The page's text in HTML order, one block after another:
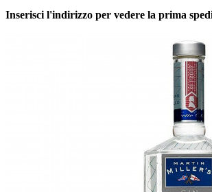
Inserisci l'indirizzo per vedere la prima